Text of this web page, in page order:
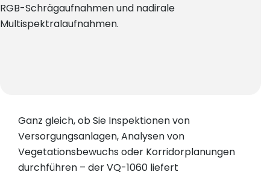
RGB-Schrägaufnahmen und nadirale
Multispektralaufnahmen.
Ganz gleich, ob Sie Inspektionen von
Versorgungsanlagen, Analysen von
Vegetationsbewuchs oder Korridorplanungen
durchführen – der VQ-1060 liefert